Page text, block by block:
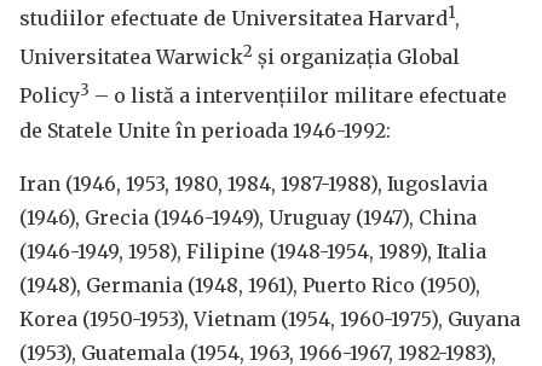
studiilor efectuate de Universitatea Harvard1,
Universitatea Warwick2 și organizația Global
Policy3 – o listă a intervențiilor militare efectuate
de Statele Unite în perioada 1946-1992:
Iran (1946, 1953, 1980, 1984, 1987-1988), Iugoslavia
(1946), Grecia (1946-1949), Uruguay (1947), China
(1946-1949, 1958), Filipine (1948-1954, 1989), Italia
(1948), Germania (1948, 1961), Puerto Rico (1950),
Korea (1950-1953), Vietnam (1954, 1960-1975), Guyana
(1953), Guatemala (1954, 1963, 1966-1967, 1982-1983),